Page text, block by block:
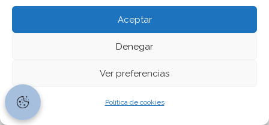
Aceptar
Denegar
Ver preferencias
Política de cookies